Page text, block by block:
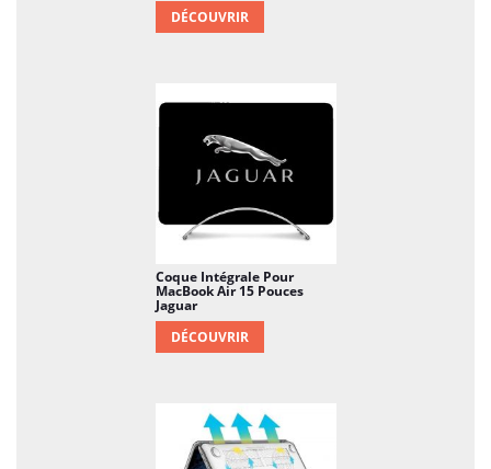
DÉCOUVRIR
Coque Intégrale Pour
MacBook Air 15 Pouces
Jaguar
DÉCOUVRIR